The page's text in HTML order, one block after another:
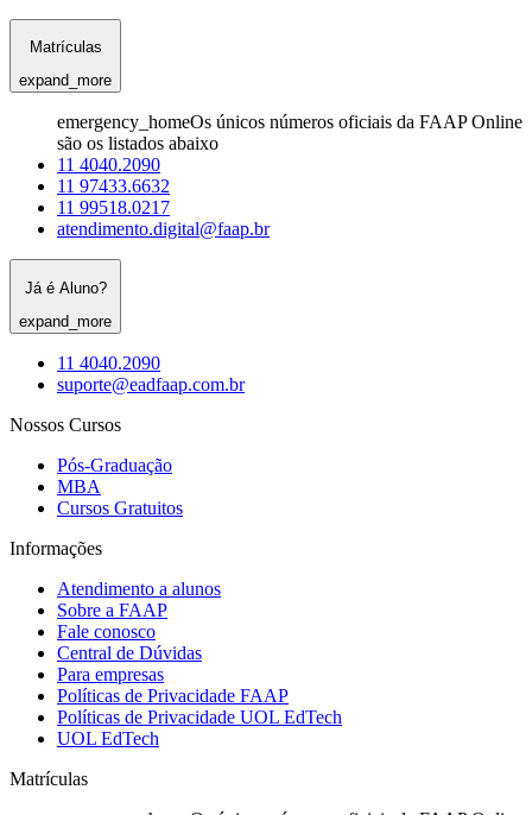
Matrículas
expand_more
emergency_homeOs únicos números oficiais da FAAP Online
são os listados abaixo
11 4040.2090
11 97433.6632
11 99518.0217
atendimento.digital@faap.br
Já é Aluno?
expand_more
11 4040.2090
suporte@eadfaap.com.br
Nossos Cursos
Pós-Graduação
MBA
Cursos Gratuitos
Informações
Atendimento a alunos
Sobre a FAAP
Fale conosco
Central de Dúvidas
Para empresas
Políticas de Privacidade FAAP
Políticas de Privacidade UOL EdTech
UOL EdTech
Matrículas